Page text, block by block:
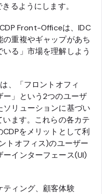
るようにします。
Front-Officeは、IDC
重複やギャップがあち
る」市場を理解しよう
、「フロントオフィ
ー」という2つのユーザ
リューションに基づい
ます。これらの各カテ
をメリットとして利
トオフィス)のユーザー
インターフェース(UI)
ティング、顧客体験